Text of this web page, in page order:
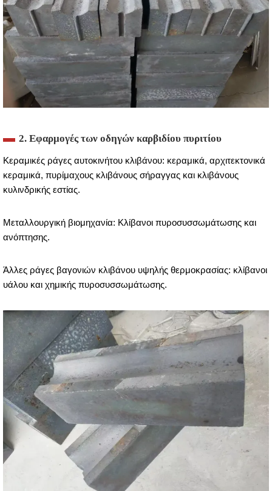
2. Εφαρμογές των οδηγών καρβιδίου πυριτίου
Κεραμικές ράγες αυτοκινήτου κλιβάνου: κεραμικά, αρχιτεκτονικά
κεραμικά, πυρίμαχους κλιβάνους σήραγγας και κλιβάνους
κυλινδρικής εστίας.
Μεταλλουργική βιομηχανία: Κλίβανοι πυροσυσσωμάτωσης και
ανόπτησης.
Άλλες ράγες βαγονιών κλιβάνου υψηλής θερμοκρασίας: κλίβανοι
υάλου και χημικής πυροσυσσωμάτωσης.